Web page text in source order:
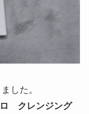
した。
クレンジング